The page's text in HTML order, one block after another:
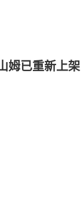
姆已重新上架